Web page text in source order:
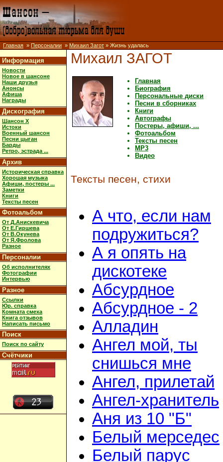
Главная » Персоналии » Михаил Загот » Жизнь удалась
Информация
Новости
Новое в шансоне
Наши друзья
Анонсы
Афиша
Награды
Дискография
Шансон X
Истоки
Военный шансон
Песни цыган
Барды
Ретро, эстрада ...
Архив
Историческая справка
Хорошая музыка
Афиши, постеры ...
Заметки
Книги
Тексты песен
Фотоальбом
От Д.Анискевича
От Е.Гиршева
От В.Окунева
От Я.Фролова
Разное
Персоналии
Об исполнителях
Фотографии
Интервью
Разное
Ссылки
Юр. справка
Комната смеха
Книга отзывов
Написать письмо
Поиск
Поиск по сайту
Счётчики
Михаил ЗАГОТ
Главная
Биография
Персональные диски
Песни в сборниках
Книги
Автографы
Постеры, афиши, ...
Фотоальбом
Тексты песен
MP3
Видео
Тексты песен, стихи
А что, если нам
подружиться?
А я опять на
дискотеке
Абсурдное
Абсурдное - 2
Алладин
Ангел мой, ты
снишься мне
Ангел, прилетай
Ангел-хранитель
Аня из 10 "Б"
Белый мерседес
Белый парус